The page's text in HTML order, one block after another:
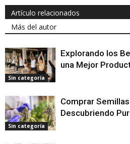
Artículo relacionados
Más del autor
Sin categoría
Explorando los
una Mejor
Sin categoría
Comprar
Descubriendo